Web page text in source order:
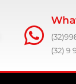
(32) 9